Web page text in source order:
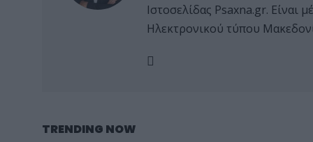
Ιστοσελίδας Psaxna.gr.
Ηλεκτρονικού τύπου
TRENDING NOW